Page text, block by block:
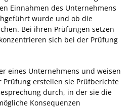
Einnahmen des Unternehmens
wurde und ob die
Bei ihren Prüfungen setzen
sich bei der Prüfung
eines Unternehmens und weisen
erstellen sie Prüfberichte
durch, in der sie die
Konsequenzen